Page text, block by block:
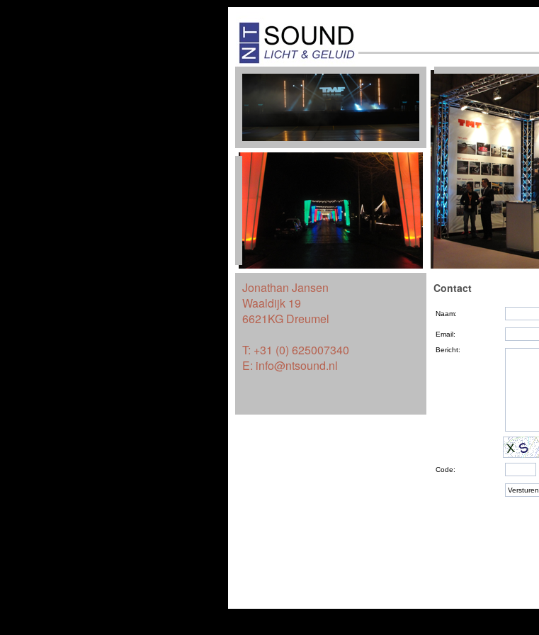
Contact
Jonathan Jansen
Waaldijk 19
6621KG Dreumel
T: +31 (0) 625007340
E: info@ntsound.nl